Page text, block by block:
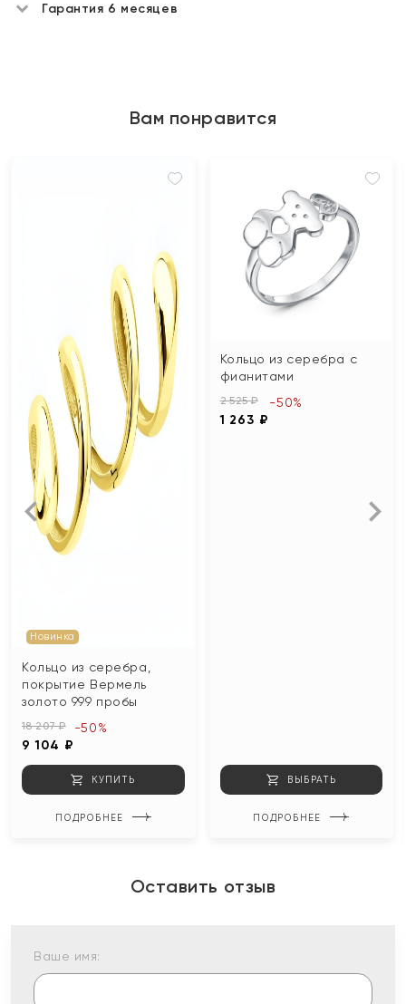
Гарантия 6 месяцев
Вам понравится
Новинка
Кольцо из серебра,
покрытие Вермель
золото 999 пробы
18 207 ₽
9 104 ₽
-50%
КУПИТЬ
ПОДРОБНЕЕ
Кольцо из серебра с
фианитами
2 525 ₽
1 263 ₽
-50%
ВЫБРАТЬ
ПОДРОБНЕЕ
Оставить отзыв
Ваше имя: